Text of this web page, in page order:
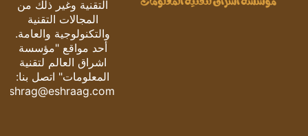
التقنية وغير ذلك من
المجالات التقنية
والتكنولوجية والعامة.
أحد مواقع "مؤسسة
اشراق العالم لتقنية
المعلومات" اتصل بنا:
eshrag@eshraag.com